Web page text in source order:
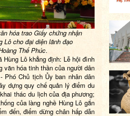
hóa trao Giấy chứng nhận
Lô cho đại diện lãnh đạo
Thế Phúc.
Lô khẳng định: Lễ hội đình
văn hóa tinh thần của người dân
Phó Chủ tịch Ủy ban nhân dân
dựng quy chế quản lý điểm du
thác du lịch của địa phương;
của làng nghề Hùng Lô gắn
đến, điểm dừng chân hấp dẫn